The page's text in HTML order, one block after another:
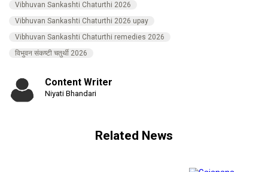
Vibhuvan Sankashti Chaturthi 2026
Vibhuvan Sankashti Chaturthi 2026 upay
Vibhuvan Sankashti Chaturthi remedies 2026
विभुवन संकष्टी चतुर्थी 2026
Content Writer
Niyati Bhandari
Related News